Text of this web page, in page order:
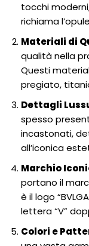
tocchi
richiama
Materiali di
qualità nella
Questi
pregiato,
Dettagli
spesso
incastonati,
all’iconica
Marchio
portano il
è il logo
lettera “V”
Colori e